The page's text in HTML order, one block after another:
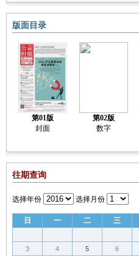
版面目录
第01版
封面
第02版
数字
往期查询
选择年份 选择月份
日 一 二 三
3
4 5 6